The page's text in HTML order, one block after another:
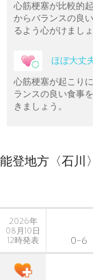
心筋梗塞が比較的
からバランスの良
るよう心がけましょ
ほぼ大丈
心筋梗塞が起こり
ランスの良い食事
きましょう。
能登地方〈石川〉
2026年
08月10日
12時発表
0-6